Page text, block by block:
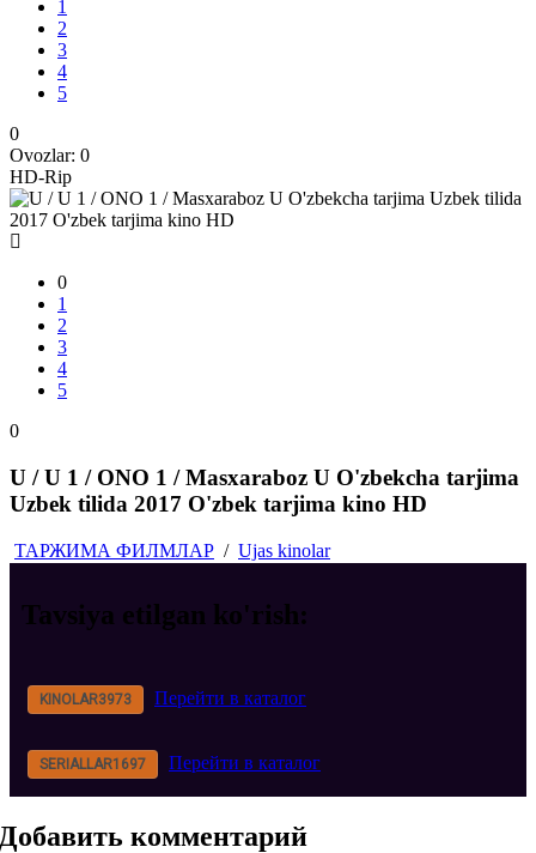
1
2
3
4
5
0
Ovozlar: 0
HD-Rip
0
1
2
3
4
5
0
U / U 1 / ONO 1 / Masxaraboz U O'zbekcha tarjima
Uzbek tilida 2017 O'zbek tarjima kino HD
ТАРЖИМА ФИЛМЛАР / Ujas kinolar
Tavsiya etilgan ko'rish:
KINOLAR3973 Перейти в каталог
SERIALLAR1697 Перейти в каталог
комментарий